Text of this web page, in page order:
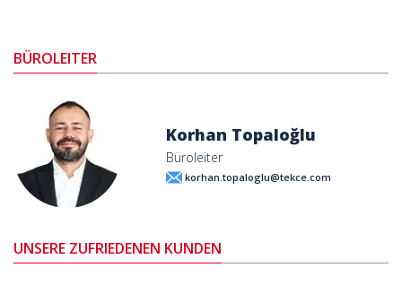
BÜROLEITER
Korhan Topaloğlu
Büroleiter
korhan.topaloglu@tekce.com
UNSERE ZUFRIEDENEN KUNDEN